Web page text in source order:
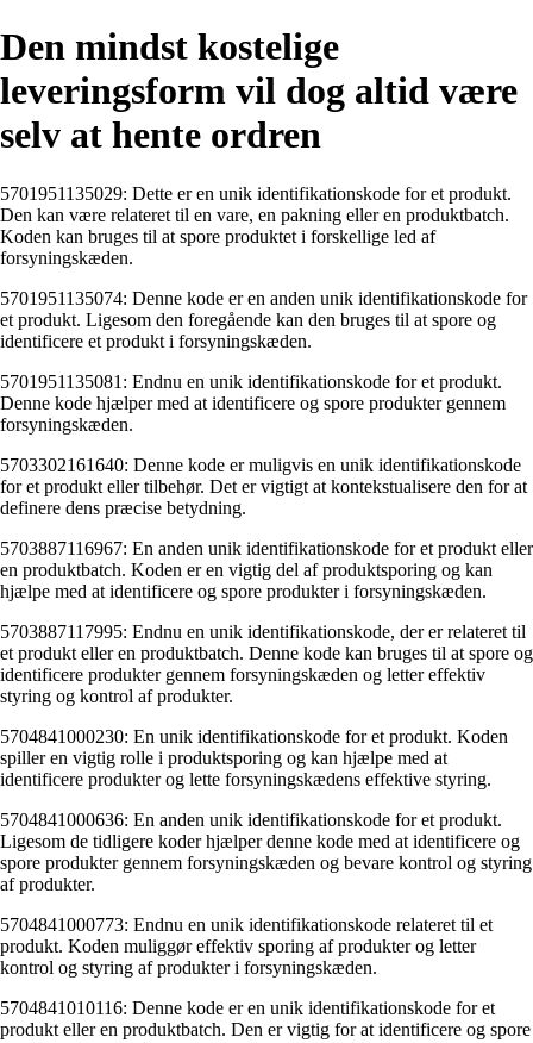
Den mindst kostelige
leveringsform vil dog altid være
selv at hente ordren
5701951135029: Dette er en unik identifikationskode for et produkt.
Den kan være relateret til en vare, en pakning eller en produktbatch.
Koden kan bruges til at spore produktet i forskellige led af
forsyningskæden.
5701951135074: Denne kode er en anden unik identifikationskode for
et produkt. Ligesom den foregående kan den bruges til at spore og
identificere et produkt i forsyningskæden.
5701951135081: Endnu en unik identifikationskode for et produkt.
Denne kode hjælper med at identificere og spore produkter gennem
forsyningskæden.
5703302161640: Denne kode er muligvis en unik identifikationskode
for et produkt eller tilbehør. Det er vigtigt at kontekstualisere den for at
definere dens præcise betydning.
5703887116967: En anden unik identifikationskode for et produkt eller
en produktbatch. Koden er en vigtig del af produktsporing og kan
hjælpe med at identificere og spore produkter i forsyningskæden.
5703887117995: Endnu en unik identifikationskode, der er relateret til
et produkt eller en produktbatch. Denne kode kan bruges til at spore og
identificere produkter gennem forsyningskæden og letter effektiv
styring og kontrol af produkter.
5704841000230: En unik identifikationskode for et produkt. Koden
spiller en vigtig rolle i produktsporing og kan hjælpe med at
identificere produkter og lette forsyningskædens effektive styring.
5704841000636: En anden unik identifikationskode for et produkt.
Ligesom de tidligere koder hjælper denne kode med at identificere og
spore produkter gennem forsyningskæden og bevare kontrol og styring
af produkter.
5704841000773: Endnu en unik identifikationskode relateret til et
produkt. Koden muliggør effektiv sporing af produkter og letter
kontrol og styring af produkter i forsyningskæden.
5704841010116: Denne kode er en unik identifikationskode for et
produkt eller en produktbatch. Den er vigtig for at identificere og spore